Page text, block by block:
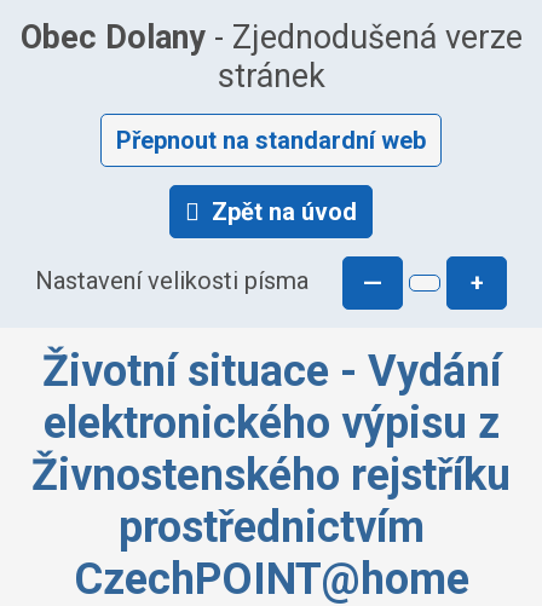
Obec Dolany- Zjednodušená verze
stránek
Přepnout na standardní web
Zpět na úvod
Nastavení velikosti písma — +
Životní situace - Vydání
elektronického výpisu z
Živnostenského rejstříku
prostřednictvím
CzechPOINT@home